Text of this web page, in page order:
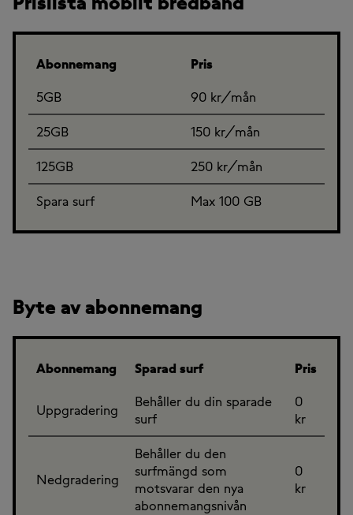
Abonnemang
Pris
5GB
90 kr/mån
25GB
150 kr/mån
125GB
250 kr/mån
Spara surf
Max 100 GB
Byte av abonnemang
Abonnemang Sparad surf Pris
Uppgradering
Behåller du din sparade
surf
0
kr
Nedgradering
Behåller du den
surfmängd som
motsvarar den nya
abonnemangsnivån
0
kr